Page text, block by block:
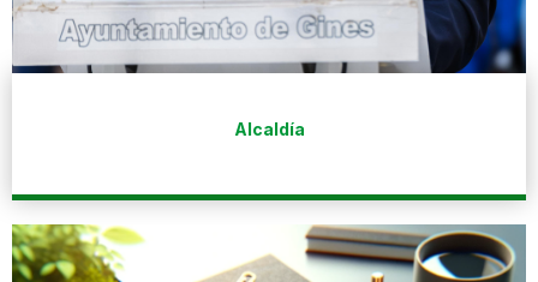
Alcaldía